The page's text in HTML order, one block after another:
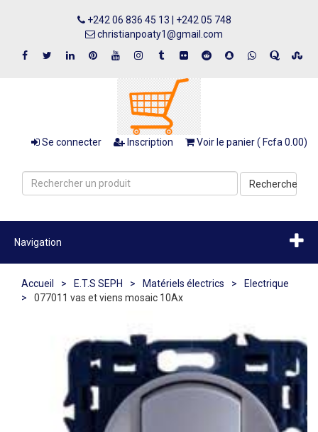
+242 06 836 45 13 | +242 05 748
christianpoaty1@gmail.com
Se connecter Inscription Voir le panier ( Fcfa 0.00)
Recherche
Navigation
Accueil > E.T.S SEPH > Matériels électrics >
Electrique
>
077011 vas et viens mosaic 10Ax